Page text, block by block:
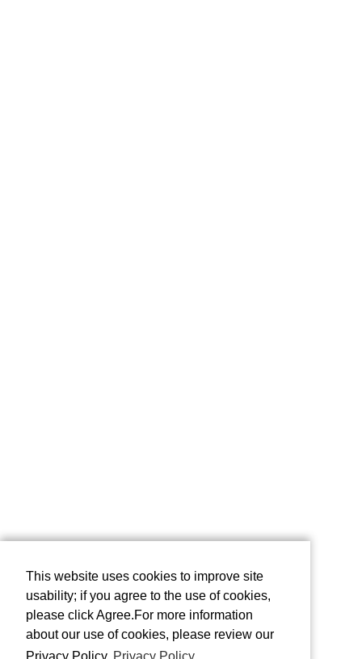
This website uses cookies to improve site
usability; if you agree to the use of cookies,
please click Agree.For more information
about our use of cookies, please review our